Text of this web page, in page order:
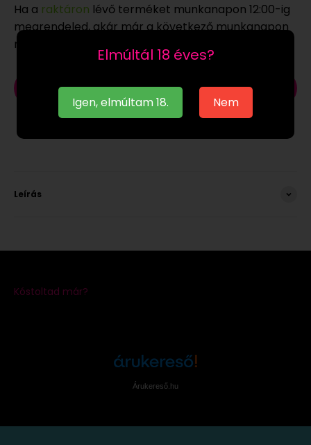
Elmúltál 18 éves?
Igen, elmúltam 18. Nem
Ha a raktáron lévő terméket munkanapon 12:00-ig
megrendeled, akár már a következő munkanapon
megkaphatod.
Kosárba
Leírás
Árukereső.hu